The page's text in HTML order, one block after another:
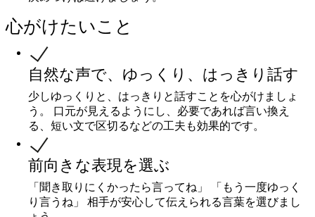
心がけたいこと
自然な声で、ゆっくり、はっきり話す
少しゆっくりと、はっきりと話すことを心がけましょ
う。 口元が見えるようにし、必要であれば言い換え
る、短い文で区切るなどの工夫も効果的です。
前向きな表現を選ぶ
「聞き取りにくかったら言ってね」 「もう一度ゆっく
り言うね」 相手が安心して伝えられる言葉を選びまし
ょう。